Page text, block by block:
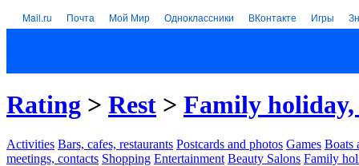
Mail.ru Почта Мой Мир Одноклассники ВКонтакте Игры
Rating > Rest > Family holiday,
Activities Bars, cafes, restaurants Postcards and photos Games Boats
meetings, contacts Shopping Entertainment Beauty Salons Family